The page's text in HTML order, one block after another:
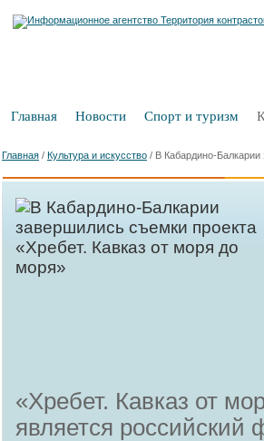
Главная Новости Спорт и туризм
Главная / Культура и искусство / В Кабардино-
«Хребет. Кавказ от
является российский